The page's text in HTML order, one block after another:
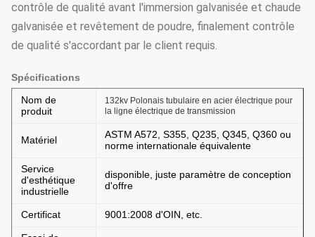
contrôle de qualité avant l'immersion galvanisée et chaude
galvanisée et revêtement de poudre, finalement contrôle
de qualité s'accordant par le client requis.
Spécifications
Nom de
produit
132kv Polonais tubulaire en acier électrique pour
la ligne électrique de transmission
Matériel
ASTM A572, S355, Q235, Q345, Q360 ou
norme internationale équivalente
Service
d'esthétique
industrielle
disponible, juste paramètre de conception
d'offre
Certificat 9001:2008 d'OIN, etc.